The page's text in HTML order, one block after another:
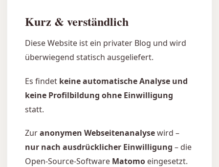
Kurz & verständlich
Diese Website ist ein privater Blog und wird
überwiegend statisch ausgeliefert.
Es findet keine automatische Analyse und
keine Profilbildung ohne Einwilligung
statt.
Zuranonymen Webseitenanalysewird –
nur nach ausdrücklicher Einwilligung – die
Open-Source-Software Matomo eingesetzt.